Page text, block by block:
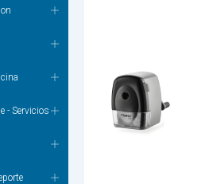
- Servicios